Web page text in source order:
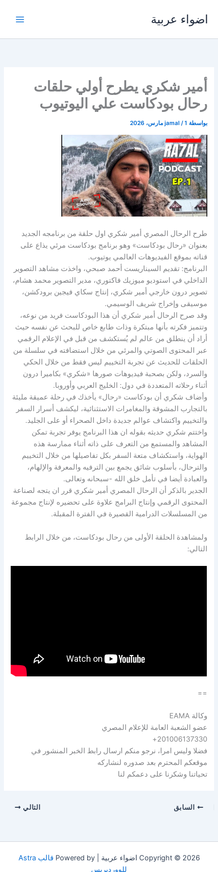
اضواء عربية
أمير شكري يطرح أولي حلقات
رحال بودكاست علي اليوتيوب
بواسطة jamal /1 مارس، 2026
طرح الرحال المصري أمير شكري اول حلقة من برنامجه الجديد
بعنوان «رحال بودكاست» وهو برنامج بودكاست مرئي يذاع على
قناته بموقع الفيديوهات العالمي يوتيوب.
البرنامج: تقديم السيناريست أحمد صبحي، واخذت مشاهد التصوير
الداخلي في استوديو ميوزيك فاكتوري، مدير التصوير محمد هشام،
تصوير درون خارجي أمير شكري، إنتاج سكاي فيجين برودكشن،
موسيقى وإخراج شريف الوسيمي.
وقد صرح الرحال أمير شكري أن هذا البودكاست فريد من نوعه،
وتتميز فكرته بأنها مبتكرة وذات طابع خاص للبحث عن نفسه حيث
أراد أن ينطلق من عالم لم يُستكشف من قبل في الإعلام الرقمي
عبر المحتوى الصوتي والمرئي من خلال استضافته في سلسلة من
الحلقات للحديث عن تجربة التخييم ليس فقط من خلال الحكي
والسرد، ولكن بصحبة فيديوهات صورها «شكري» بكاميرا درون
أثناء رحلاته المتعددة في دول: الخليج العربي وأوروبا.
وأضاف شكري أن بودكاست «رحال» يأخذك في رحلة عميقة مليئة
بالتجارب المشوقة والمغامرات الاستثنائية، ليكشف أسرار السفر
والتخييم واكتشاف عوالم جديدة داخل الصحراء أو على الجليد.
واختتم شكري حديثه بقوله ان هذا البرنامج يوفر تجربة تمكن
المشاهد والمستمع من التعرف على ذاته أثناء ممارسة هذه
الهواية، واستكشاف متعة السفر بكل تفاصيلها من خلال التخييم
والترحال، بأسلوب شائق يجمع بين الترفيه والمعرفة والإلهام،
والعبادة أيضا في تأمل خلق الله -سبحانه وتعالى.
الجدير بالذكر أن الرحال المصري أمير شكري قرر ان يتجه لصناعة
المحتوى الرقمي وإنتاج البرامج علاوة على تحضيره لإنتاج مجموعة
من المسلسلات الدرامية القصيرة في الفترة المقبلة.
ولمشاهدة الحلقة الأولى من رحال بودكاست، من خلال الرابط
التالي:
==
وكالة EAMA
عضو الشعبة العامة للإعلام المصري
201006137330+
فضلا وليس امرا، نرجو منكم ارسال رابط الخبر المنشور في
موقعكم المحترم بعد صدوره لنشاركه
تحياتنا وشكرنا على دعمكم لنا
السابق التالي
Copyright © 2026 اضواء عربية | Powered by
قالب Astra
للووردبريس